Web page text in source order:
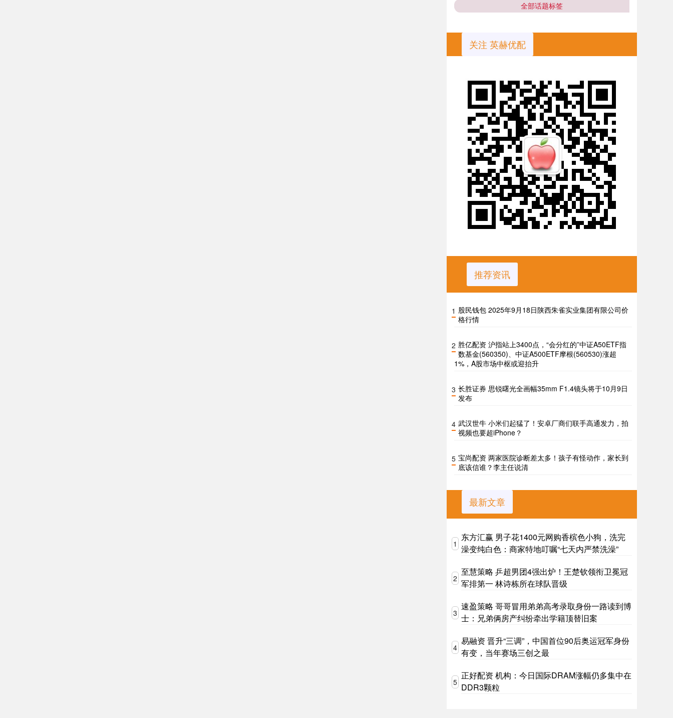
全部话题标签
关注 英赫优配
推荐资讯
1 股民钱包 2025年9月18日陕西朱雀实业集团有限公司价
格行情
2 胜亿配资 沪指站上3400点，“会分红的”中证A50ETF指
数基金(560350)、中证A500ETF摩根(560530)涨超
1%，A股市场中枢或迎抬升
3 长胜证券 思锐曙光全画幅35mm F1.4镜头将于10月9日
发布
4 武汉世牛 小米们起猛了！安卓厂商们联手高通发力，拍
视频也要超iPhone？
5 宝尚配资 两家医院诊断差太多！孩子有怪动作，家长到
底该信谁？李主任说清
最新文章
1
东方汇赢 男子花1400元网购香槟色小狗，洗完
澡变纯白色：商家特地叮嘱“七天内严禁洗澡”
2
至慧策略 乒超男团4强出炉！王楚钦领衔卫冕冠
军排第一 林诗栋所在球队晋级
3
速盈策略 哥哥冒用弟弟高考录取身份一路读到博
士：兄弟俩房产纠纷牵出学籍顶替旧案
4
易融资 晋升“三调”，中国首位90后奥运冠军身份
有变，当年赛场三创之最
5
正好配资 机构：今日国际DRAM涨幅仍多集中在
DDR3颗粒